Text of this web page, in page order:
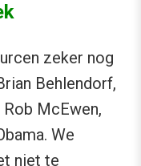
zeker nog
Behlendorf,
McEwen,
We
niet te